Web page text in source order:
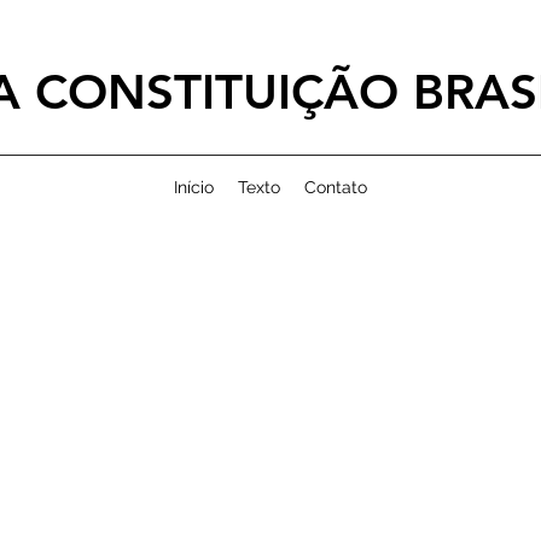
CONSTITUIÇÃO
Início Texto Contato